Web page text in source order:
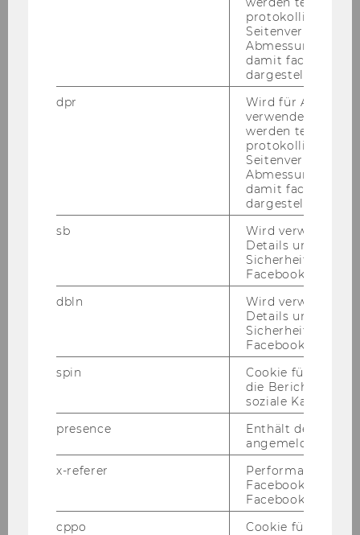
Internationales Marketing und
06.11.07
Matthias
protokolliert (z.B.
Seitenverhältnis
Abmessungen
damit facebook
dargestellt
dpr
Wird für Analyse-
verwendet. Unter
werden
protokolliert (z.B.
Seitenverhältnis
Abmessungen
damit facebook
dargestellt
sb
Wird verwendet,
Details und
Facebook-Kontos
dbln
Wird verwendet,
Details und
Facebook-Kontos
spin
Cookie für
die
soziale
presence
Enthält den
angemeldeten
x-referer
Performance-
Facebook in
Facebook-Pixel
cppo
Cookie für